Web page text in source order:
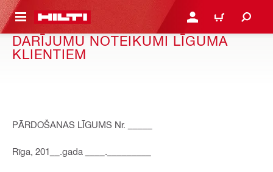
SATURU PIESLĒGTIES VAI
IEPIRKŠANĀS
DARĪJUMU NOTEIKUMI LĪGUMA
KLIENTIEM
PĀRDOŠANAS LĪGUMS Nr. _____
Rīga, 201__.gada ____._________